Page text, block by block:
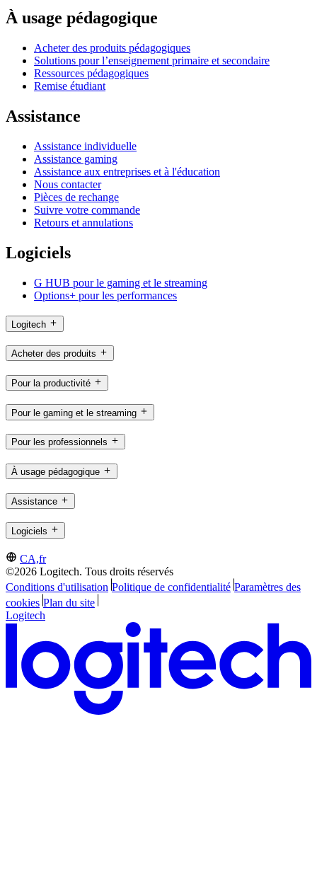
À usage pédagogique
Acheter des produits pédagogiques
Solutions pour l’enseignement primaire et secondaire
Ressources pédagogiques
Remise étudiant
Assistance
Assistance individuelle
Assistance gaming
Assistance aux entreprises et à l'éducation
Nous contacter
Pièces de rechange
Suivre votre commande
Retours et annulations
Logiciels
G HUB pour le gaming et le streaming
Options+ pour les performances
Logitech
Acheter des produits
Pour la productivité
Pour le gaming et le streaming
Pour les professionnels
À usage pédagogique
Assistance
Logiciels
CA,fr
©2026 Logitech. Tous droits réservés
Conditions d'utilisation Politique de confidentialité Paramètres des
cookies Plan du site
Logitech